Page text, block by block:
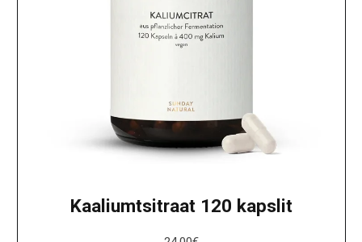
Kaaliumtsitraat 120 kapslit